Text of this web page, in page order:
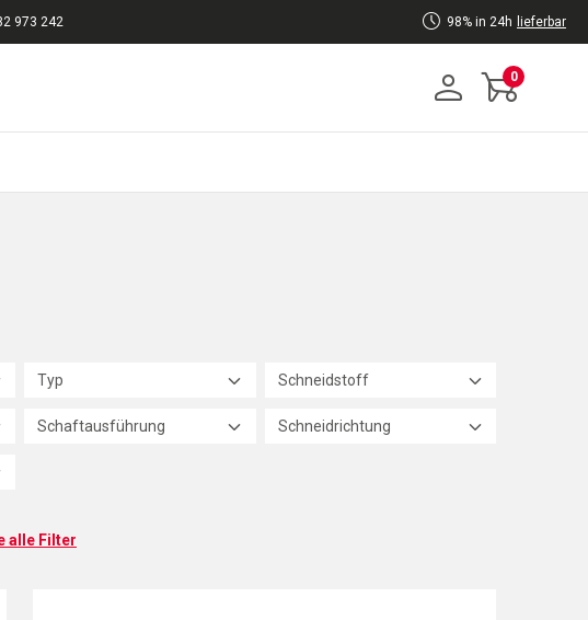
973 242 98% in 24h lieferbar
0
Typ Schneidstoff
Schaftausführung Schneidrichtung
alle Filter